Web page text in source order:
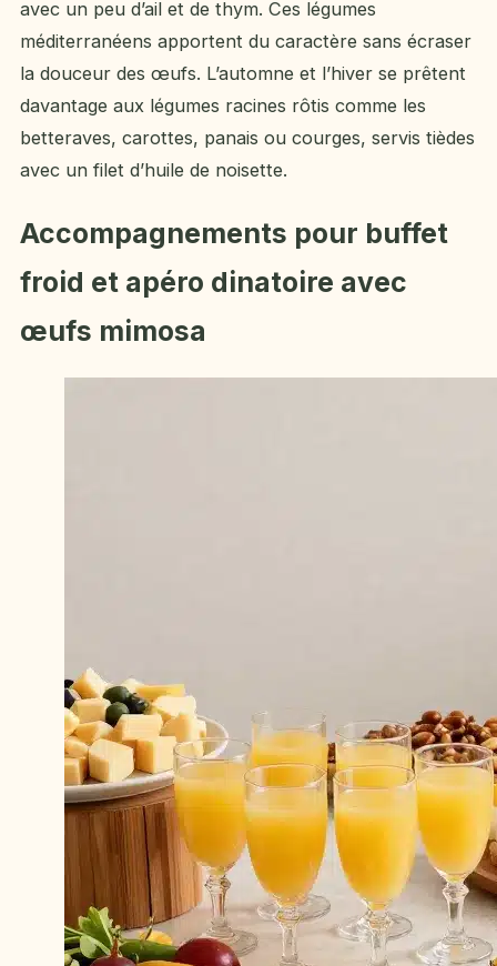
avec un peu d’ail et de thym. Ces légumes
méditerranéens apportent du caractère sans écraser
la douceur des œufs. L’automne et l’hiver se prêtent
davantage aux légumes racines rôtis comme les
betteraves, carottes, panais ou courges, servis tièdes
avec un filet d’huile de noisette.
Accompagnements pour buffet
froid et apéro dinatoire avec
œufs mimosa